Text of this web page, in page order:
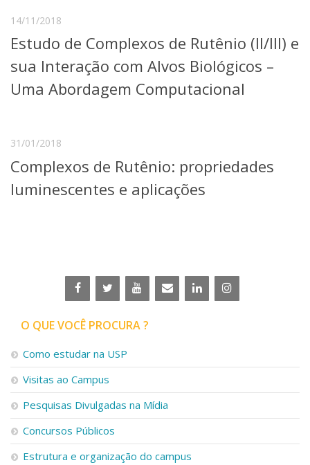
Pós-doutorado
Iniciação Científica
Transferência de Tecnologia
Empresas Juniores
Extensão à Comunidade
Bibliotecas
Apoio ao Estudante
Assessorias e Mídias
Aplicativos e Sites
Jornal da USP
Agenda de Eventos
Defesa de Teses
14/11/2018
Estudo de Complexos de Rutênio (II/III) e
sua Interação com Alvos Biológicos –
Uma Abordagem Computacional
31/01/2018
Complexos de Rutênio: propriedades
luminescentes e aplicações
O QUE VOCÊ PROCURA ?
Como estudar na USP
Visitas ao Campus
Pesquisas Divulgadas na Mídia
Concursos Públicos
Estrutura e organização do campus